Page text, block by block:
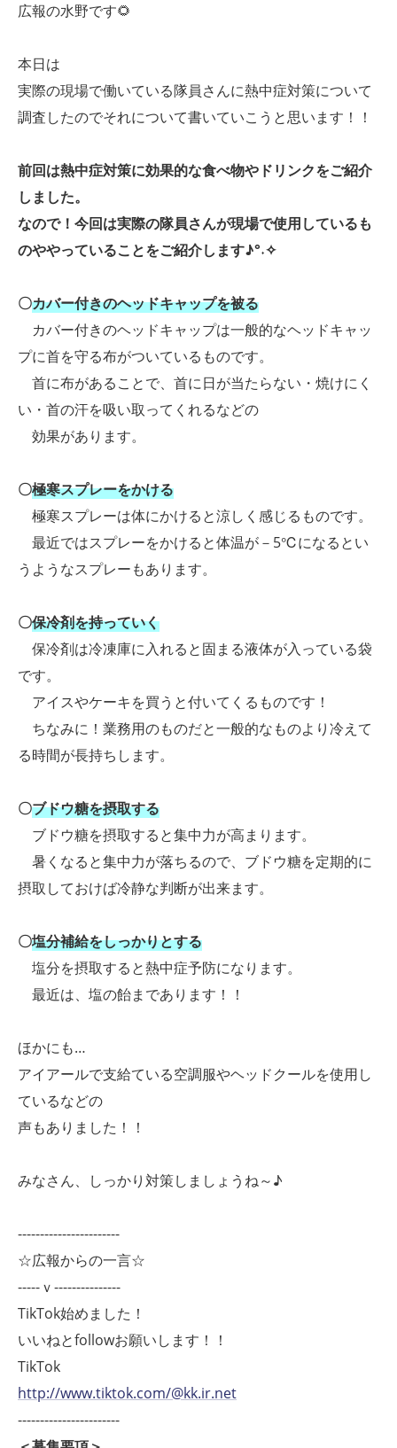
広報の水野です🌻
本日は
実際の現場で働いている隊員さんに熱中症対策について
調査したのでそれについて書いていこうと思います！！
前回は熱中症対策に効果的な食べ物やドリンクをご紹介
しました。
なので！今回は実際の隊員さんが現場で使用しているも
のややっていることをご紹介します♪°˖✧
〇カバー付きのヘッドキャップを被る
カバー付きのヘッドキャップは一般的なヘッドキャッ
プに首を守る布がついているものです。
首に布があることで、首に日が当たらない・焼けにく
い・首の汗を吸い取ってくれるなどの
効果があります。
〇極寒スプレーをかける
極寒スプレーは体にかけると涼しく感じるものです。
最近ではスプレーをかけると体温が－5℃になるとい
うようなスプレーもあります。
〇保冷剤を持っていく
保冷剤は冷凍庫に入れると固まる液体が入っている袋
です。
アイスやケーキを買うと付いてくるものです！
ちなみに！業務用のものだと一般的なものより冷えて
る時間が長持ちします。
〇ブドウ糖を摂取する
ブドウ糖を摂取すると集中力が高まります。
暑くなると集中力が落ちるので、ブドウ糖を定期的に
摂取しておけば冷静な判断が出来ます。
〇塩分補給をしっかりとする
塩分を摂取すると熱中症予防になります。
最近は、塩の飴まであります！！
ほかにも…
アイアールで支給ている空調服やヘッドクールを使用し
ているなどの
声もありました！！
みなさん、しっかり対策しましょうね～♪
-----------------------
☆広報からの一言☆
-----ｖ---------------
TikTok始めました！
いいねとfollowお願いします！！
TikTok
http://www.tiktok.com/@kk.ir.net
-----------------------